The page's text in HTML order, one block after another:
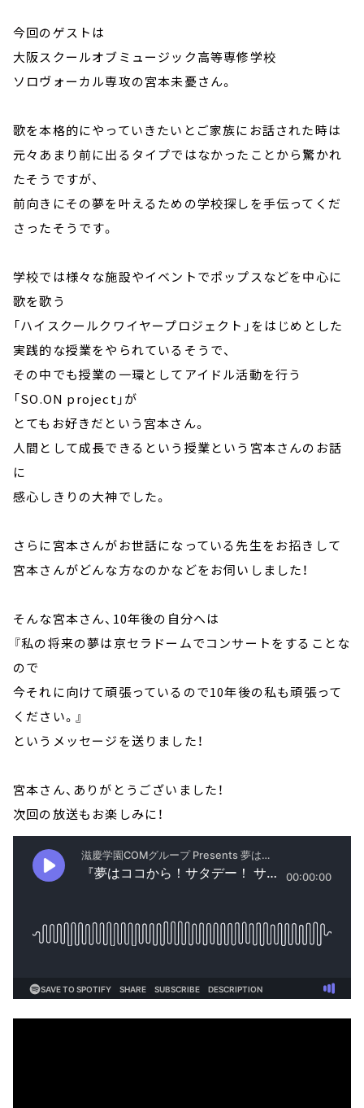
今回のゲストは
大阪スクールオブミュージック高等専修学校
ソロヴォーカル専攻の宮本未憂さん。
歌を本格的にやっていきたいとご家族にお話された時は
元々あまり前に出るタイプではなかったことから驚かれ
たそうですが、
前向きにその夢を叶えるための学校探しを手伝ってくだ
さったそうです。
学校では様々な施設やイベントでポップスなどを中心に
歌を歌う
「ハイスクールクワイヤープロジェクト」をはじめとした
実践的な授業をやられているそうで、
その中でも授業の一環としてアイドル活動を行う
「SO.ON project」が
とてもお好きだという宮本さん。
人間として成長できるという授業という宮本さんのお話
に
感心しきりの大神でした。
さらに宮本さんがお世話になっている先生をお招きして
宮本さんがどんな方なのかなどをお伺いしました！
そんな宮本さん、10年後の自分へは
『私の将来の夢は京セラドームでコンサートをすることな
ので
今それに向けて頑張っているので10年後の私も頑張って
ください。』
というメッセージを送りました！
宮本さん、ありがとうございました！
次回の放送もお楽しみに！